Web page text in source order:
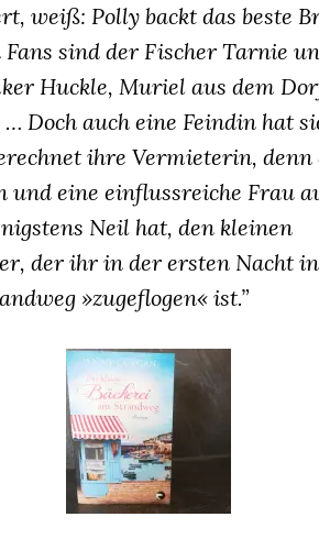
weiß: Polly backt das beste
sind der Fischer Tarnie
Huckle, Muriel aus dem
Doch auch eine Feindin hat
ihre Vermieterin, denn
und eine einflussreiche Frau
Neil hat, den kleinen
der ihr in der ersten Nacht
»zugeflogen« ist.”